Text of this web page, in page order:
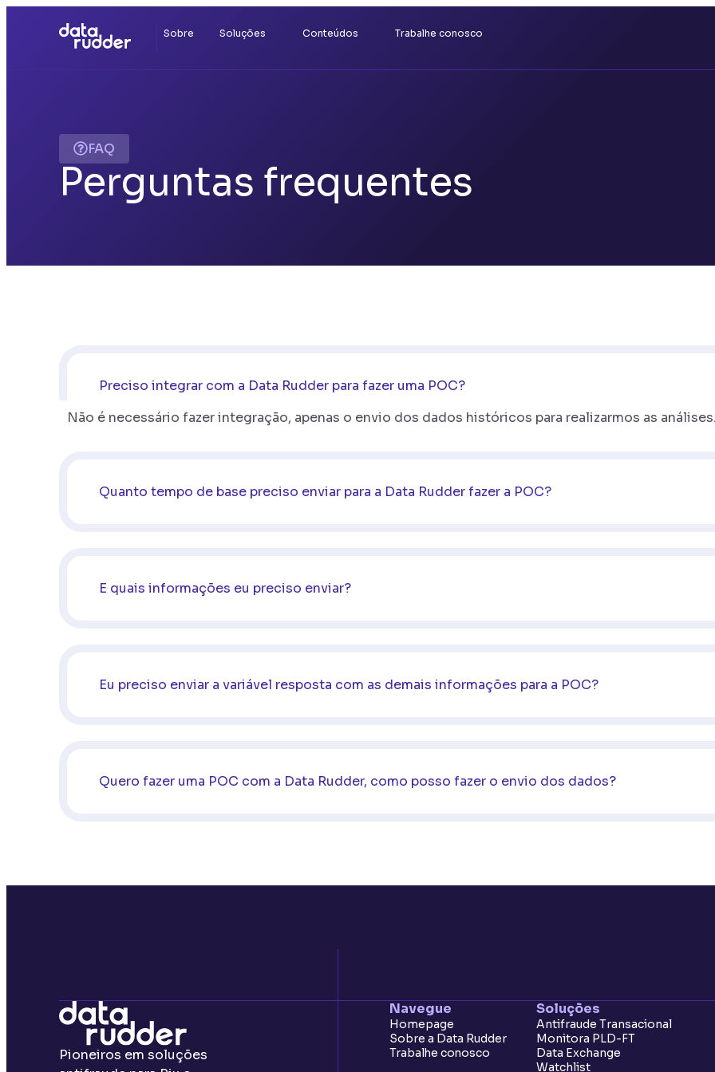
Sobre Soluções Conteúdos Trabalhe conosco
FAQ
Perguntas frequentes
Preciso integrar com a Data Rudder para fazer uma POC?
Não é necessário fazer integração, apenas o envio dos dados históricos para realizarmos as
Quanto tempo de base preciso enviar para a Data Rudder fazer a POC?
E quais informações eu preciso enviar?
Eu preciso enviar a variável resposta com as demais informações para a POC?
Quero fazer uma POC com a Data Rudder, como posso fazer o envio dos dados?
Pioneiros em soluções
Navegue
Homepage
Sobre a Data Rudder
Trabalhe conosco
Soluções
Antifraude Transacional
Monitora PLD-FT
Data Exchange
Watchlist